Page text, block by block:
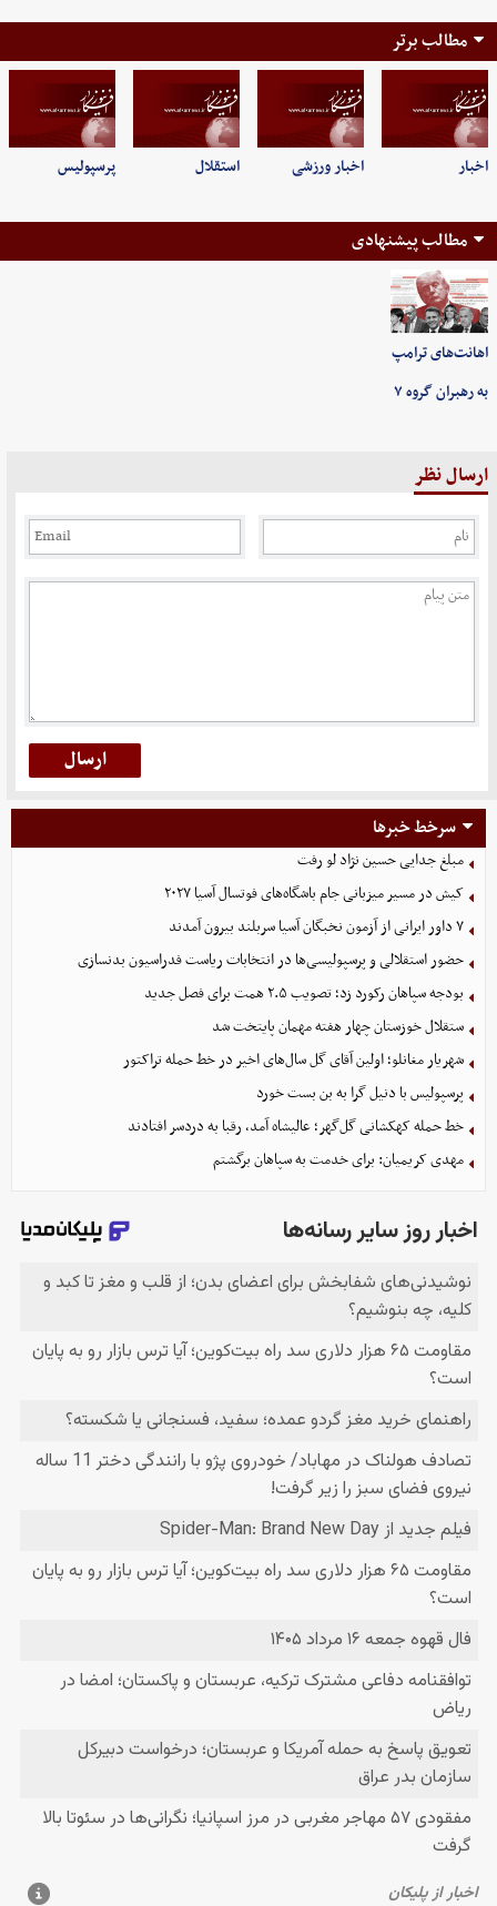
مطالب برتر
اخبار اخبار ورزشی استقلال پرسپولیس
مطالب پیشنهادی
اهانت‌های ترامپ
به رهبران گروه ۷
ارسال نظر
سرخط خبرها
مبلغ جدایی حسین نژاد لو رفت
کیش در مسیر میزبانی جام باشگاه‌های فوتسال آسیا ۲۰۲۷
۷ داور ایرانی از آزمون نخبگان آسیا سربلند بیرون آمدند
حضور استقلالی و پرسپولیسی‌ها در انتخابات ریاست فدراسیون بدنسازی
بودجه سپاهان رکورد زد؛ تصویب ۲.۵ همت برای فصل جدید
ستقلال خوزستان چهار هفته مهمان پایتخت شد
شهریار مغانلو؛ اولین آقای گل سال‌های اخیر در خط حمله تراکتور
پرسپولیس با دنیل گرا به بن بست خورد
خط حمله کهکشانی گل‌گهر؛ عالیشاه آمد، رقبا به دردسر افتادند
مهدی کریمیان: برای خدمت به سپاهان برگشتم